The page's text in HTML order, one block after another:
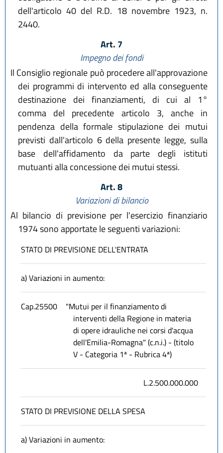
dell'articolo 40 del R.D. 18 novembre 1923, n.
2440.
Art. 7
Impegno dei fondi
Il Consiglio regionale può procedere all'approvazione
dei programmi di intervento ed alla conseguente
destinazione dei finanziamenti, di cui al 1°
comma del precedente articolo 3, anche in
pendenza della formale stipulazione dei mutui
previsti dall'articolo 6 della presente legge, sulla
base dell'affidamento da parte degli istituti
mutuanti alla concessione dei mutui stessi.
Art. 8
Variazioni di bilancio
Al bilancio di previsione per l'esercizio finanziario
1974 sono apportate le seguenti variazioni:
STATO DI PREVISIONE DELL'ENTRATA
a) Variazioni in aumento:
Cap.25500
"Mutui per il finanziamento di
interventi della Regione in materia
di opere idrauliche nei corsi d'acqua
dell'Emilia-Romagna" (c.n.i.) - (titolo
V - Categoria 1ª - Rubrica 4ª)
L.2.500.000.000
STATO DI PREVISIONE DELLA SPESA
a) Variazioni in aumento: